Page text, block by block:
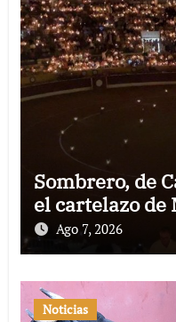
Sombrero, de
el cartelazo de
Ago 7, 2026
Noticias